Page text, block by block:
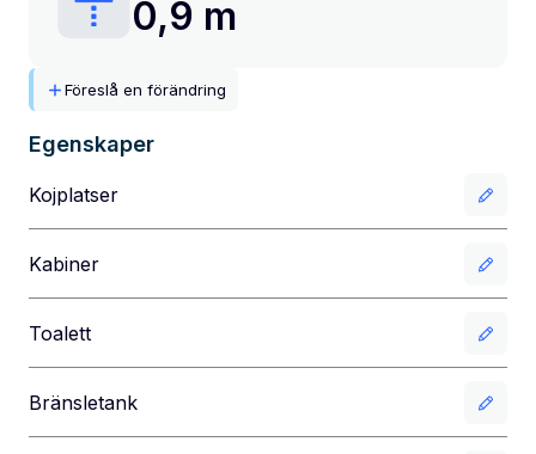
0,9 m
Föreslå en förändring
Egenskaper
Kojplatser
Kabiner
Toalett
Bränsletank